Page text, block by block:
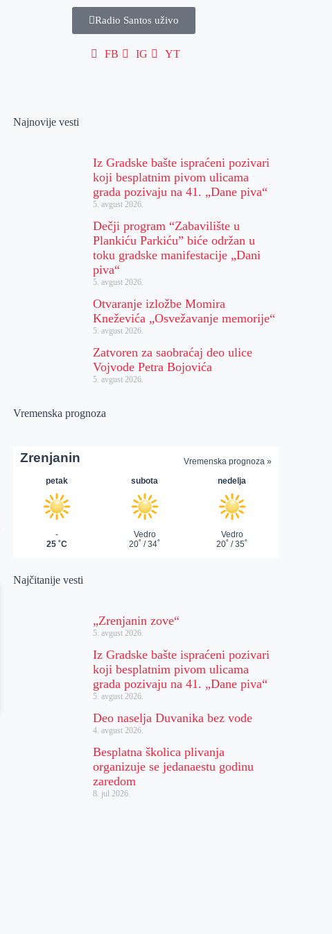
Radio Santos uživo
FB IG YT
Najnovije vesti
Iz Gradske bašte ispraćeni pozivari
koji besplatnim pivom ulicama
grada pozivaju na 41. „Dane piva“
5. avgust 2026.
Dečji program “Zabavilište u
Plankiću Parkiću” biće održan u
toku gradske manifestacije „Dani
piva“
5. avgust 2026.
Otvaranje izložbe Momira
Kneževića „Osvežavanje memorije“
5. avgust 2026.
Zatvoren za saobraćaj deo ulice
Vojvode Petra Bojovića
5. avgust 2026.
Vremenska prognoza
Najčitanije vesti
„Zrenjanin zove“
5. avgust 2026.
Iz Gradske bašte ispraćeni pozivari
koji besplatnim pivom ulicama
grada pozivaju na 41. „Dane piva“
5. avgust 2026.
Deo naselja Duvanika bez vode
4. avgust 2026.
Besplatna školica plivanja
organizuje se jedanaestu godinu
zaredom
8. jul 2026.